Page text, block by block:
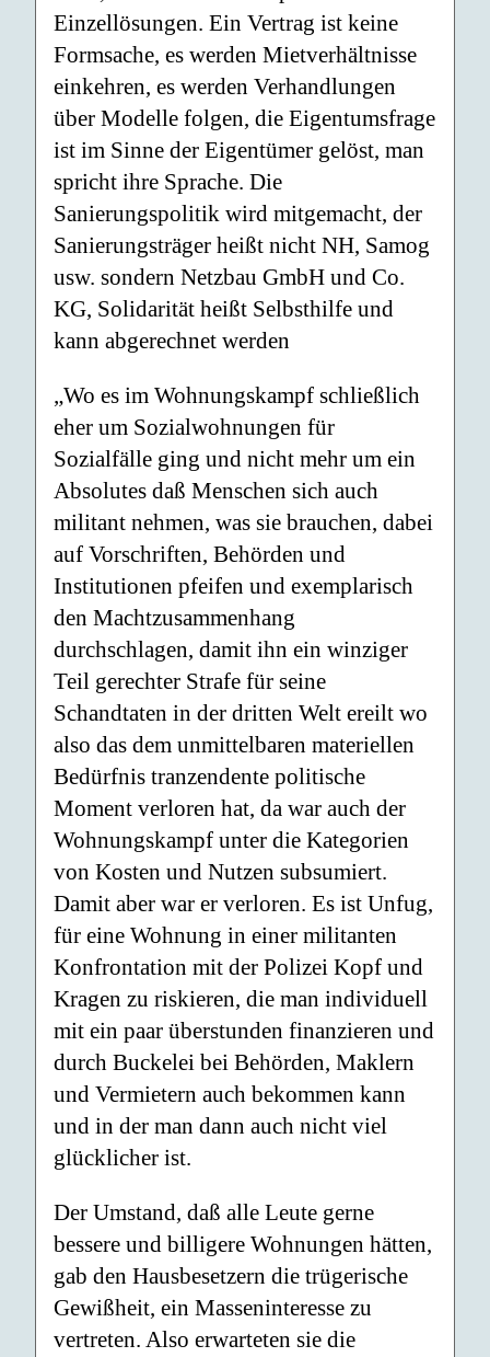
Einzellösungen. Ein Vertrag ist keine
Formsache, es werden Mietverhältnisse
einkehren, es werden Verhandlungen
über Modelle folgen, die Eigentumsfrage
ist im Sinne der Eigentümer gelöst, man
spricht ihre Sprache. Die
Sanierungspolitik wird mitgemacht, der
Sanierungsträger heißt nicht NH, Samog
usw. sondern Netzbau GmbH und Co.
KG, Solidarität heißt Selbsthilfe und
kann abgerechnet werden
„Wo es im Wohnungskampf schließlich
eher um Sozialwohnungen für
Sozialfälle ging und nicht mehr um ein
Absolutes daß Menschen sich auch
militant nehmen, was sie brauchen, dabei
auf Vorschriften, Behörden und
Institutionen pfeifen und exemplarisch
den Machtzusammenhang
durchschlagen, damit ihn ein winziger
Teil gerechter Strafe für seine
Schandtaten in der dritten Welt ereilt wo
also das dem unmittelbaren materiellen
Bedürfnis tranzendente politische
Moment verloren hat, da war auch der
Wohnungskampf unter die Kategorien
von Kosten und Nutzen subsumiert.
Damit aber war er verloren. Es ist Unfug,
für eine Wohnung in einer militanten
Konfrontation mit der Polizei Kopf und
Kragen zu riskieren, die man individuell
mit ein paar überstunden finanzieren und
durch Buckelei bei Behörden, Maklern
und Vermietern auch bekommen kann
und in der man dann auch nicht viel
glücklicher ist.
Der Umstand, daß alle Leute gerne
bessere und billigere Wohnungen hätten,
gab den Hausbesetzern die trügerische
Gewißheit, ein Masseninteresse zu
vertreten. Also erwarteten sie die